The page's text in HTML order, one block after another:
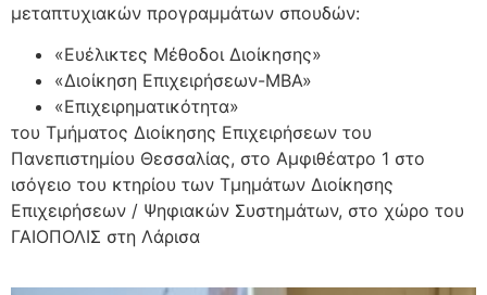
μεταπτυχιακών προγραμμάτων σπουδών:
«Ευέλικτες Μέθοδοι Διοίκησης»
«Διοίκηση Επιχειρήσεων-ΜΒΑ»
«Επιχειρηματικότητα»
του Τμήματος Διοίκησης Επιχειρήσεων του
Πανεπιστημίου Θεσσαλίας, στο Αμφιθέατρο 1 στο
ισόγειο του κτηρίου των Τμημάτων Διοίκησης
Επιχειρήσεων / Ψηφιακών Συστημάτων, στο χώρο του
ΓΑΙΟΠΟΛΙΣ στη Λάρισα